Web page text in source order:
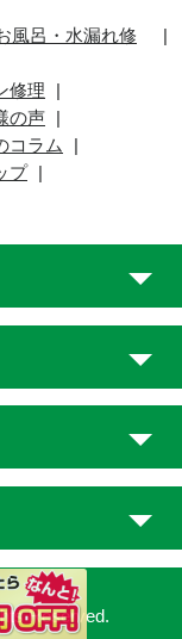
風呂・水漏れ修
修理
の声
コラム
プ
Reserved.